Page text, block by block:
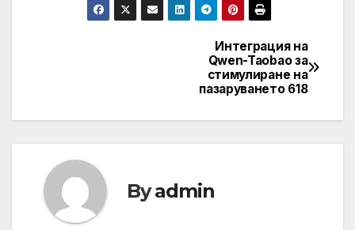
Интеграция на
Qwen-Taobao за
стимулиране на
пазаруването 618
Byadmin